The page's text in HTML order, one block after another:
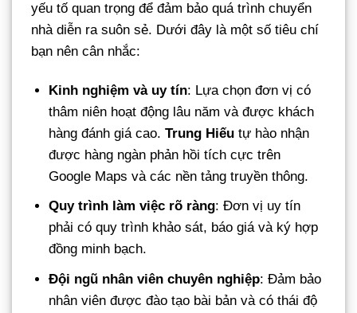
yếu tố quan trọng để đảm bảo quá trình chuyển
nhà diễn ra suôn sẻ. Dưới đây là một số tiêu chí
bạn nên cân nhắc:
Kinh nghiệm và uy tín: Lựa chọn đơn vị có
thâm niên hoạt động lâu năm và được khách
hàng đánh giá cao.Trung Hiếu tự hào nhận
được hàng ngàn phản hồi tích cực trên
Google Maps và các nền tảng truyền thông.
Quy trình làm việc rõ ràng: Đơn vị uy tín
phải có quy trình khảo sát, báo giá và ký hợp
đồng minh bạch.
Đội ngũ nhân viên chuyên nghiệp: Đảm bảo
nhân viên được đào tạo bài bản và có thái độ